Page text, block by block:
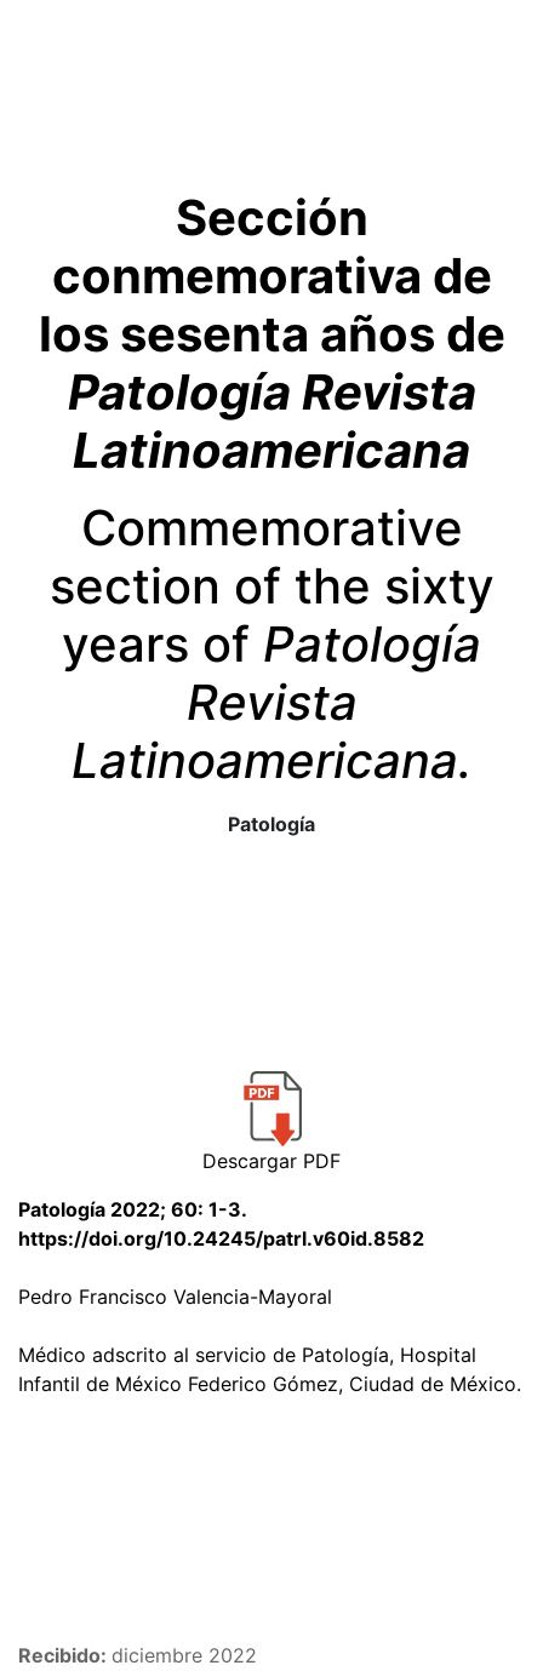
Sección
conmemorativa de
los sesenta años de
Patología Revista
Latinoamericana
Commemorative
section of the sixty
years of Patología
Revista
Latinoamericana.
Patología
Descargar PDF
Patología 2022; 60: 1-3.
https://doi.org/10.24245/patrl.v60id.8582
Pedro Francisco Valencia-Mayoral
Médico adscrito al servicio de Patología, Hospital
Infantil de México Federico Gómez, Ciudad de México.
Recibido: diciembre 2022